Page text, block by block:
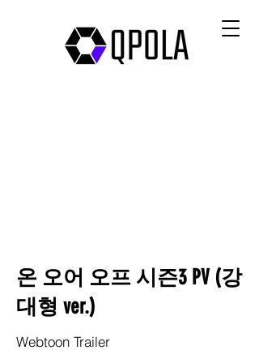
온 오어 오프 시즌3 PV (강
대형 ver.)
Webtoon Trailer